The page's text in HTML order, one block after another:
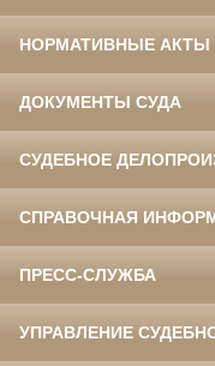
НОРМАТИВНЫЕ АКТЫ
ДОКУМЕНТЫ СУДА
СУДЕБНОЕ
СПРАВОЧНАЯ
ПРЕСС-СЛУЖБА
УПРАВЛЕНИЕ